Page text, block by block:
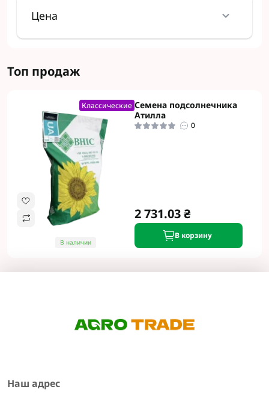
Цена
Топ продаж
Классические
В наличии
Семена подсолнечника
Атилла
0
2 731.03 ₴
В корзину
Наш адрес